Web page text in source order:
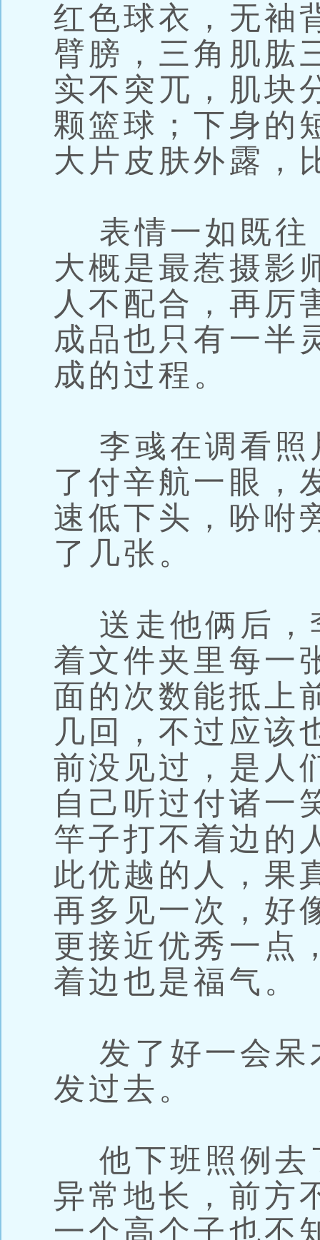
红色球衣，无袖
臂膀，三角肌肱
实不突兀，肌块
颗篮球；下身的
大片皮肤外露，
表情一如既往
大概是最惹摄影
人不配合，再厉
成品也只有一半
成的过程。
李彧在调看照
了付辛航一眼，
速低下头，吩咐
了几张。
送走他俩后，
着文件夹里每一
面的次数能抵上
几回，不过应该
前没见过，是人
自己听过付诸一
竿子打不着边的
此优越的人，果
再多见一次，好
更接近优秀一点
着边也是福气。
发了好一会呆
发过去。
他下班照例去
异常地长，前方
一个高个子也不